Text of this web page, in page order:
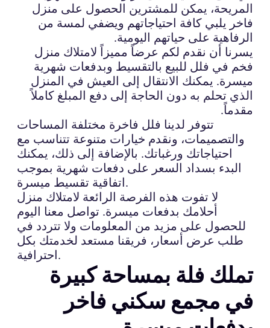
المريحة، يمكن للمشترين الحصول على منزل
فاخر يلبي كافة احتياجاتهم ويضفي لمسة من
الرفاهية على حياتهم اليومية.
يسرنا أن نقدم لكم عرضاً مميزاً لامتلاك منزل
فخم في فلل للبيع بالتقسيط وبدفعات شهرية
ميسرة. يمكنك الانتقال إلى العيش في المنزل
الذي تحلم به دون الحاجة إلى دفع المبلغ كاملاً
مقدماً.
تتوفر لدينا فلل فاخرة مختلفة المساحات
والتصميمات، ونقدم خيارات متنوعة تتناسب مع
احتياجاتك ورغباتك. بالإضافة إلى ذلك، يمكنك
البدء بسداد السعر على دفعات شهرية بموجب
اتفاقية تقسيط ميسرة.
لا تفوت هذه الفرصة الرائعة لامتلاك منزل
أحلامك بدفعات ميسرة. تواصل معنا اليوم
للحصول على مزيد من المعلومات ولا تتردد في
طلب عرض أسعار، فريقنا مستعد لخدمتك بكل
احترافية.
تملك فلة بمساحة كبيرة
في مجمع سكني فاخر